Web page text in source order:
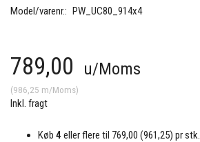
Model/varenr.: PW_UC80_914x4
789,00 u/Moms
(986,25 m/Moms)
Inkl. fragt
Køb 4 eller flere til 769,00 (961,25) pr stk.